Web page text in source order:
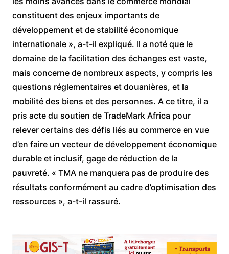
constituent des enjeux importants de
développement et de stabilité économique
internationale », a-t-il expliqué. Il a noté que le
domaine de la facilitation des échanges est vaste,
mais concerne de nombreux aspects, y compris les
questions réglementaires et douanières, et la
mobilité des biens et des personnes. A ce titre, il a
pris acte du soutien de TradeMark Africa pour
relever certains des défis liés au commerce en vue
d’en faire un vecteur de développement économique
durable et inclusif, gage de réduction de la
pauvreté. « TMA ne manquera pas de produire des
résultats conformément au cadre d’optimisation des
ressources », a-t-il rassuré.